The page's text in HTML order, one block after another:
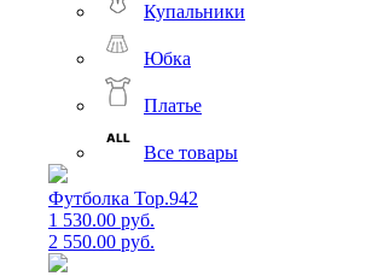
Купальники
Юбка
Платье
Все товары
Футболка Top.942
1 530.00 руб.
2 550.00 руб.